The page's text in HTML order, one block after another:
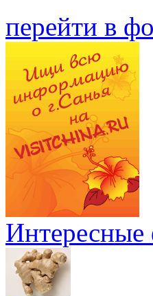
перейти в
Интересные